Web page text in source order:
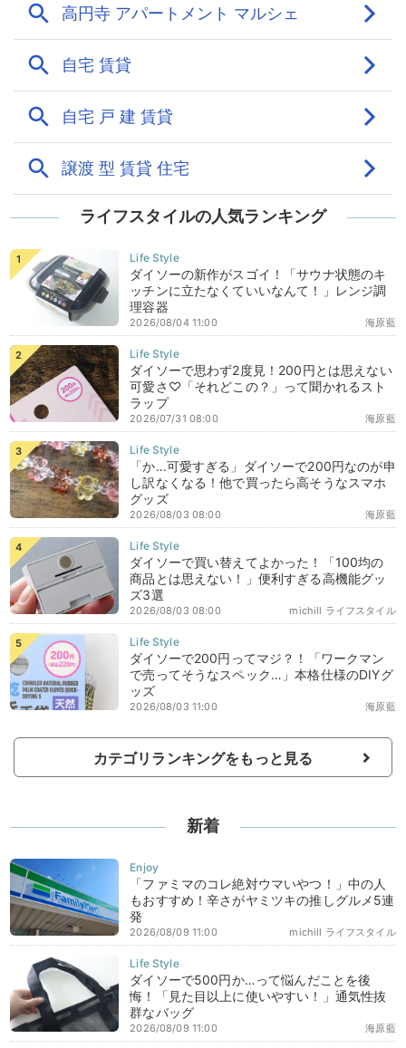
ライフスタイルの人気ランキング
ダイソーの新作がスゴイ！「サウナ状態のキ
ッチンに立たなくていいなんて！」レンジ調
理容器
海原藍
2026/08/04 11:00
ダイソーで思わず2度見！200円とは思えない
可愛さ♡「それどこの？」って聞かれるスト
ラップ
海原藍
2026/07/31 08:00
「か…可愛すぎる」ダイソーで200円なのが申
し訳なくなる！他で買ったら高そうなスマホ
グッズ
海原藍
2026/08/03 08:00
ダイソーで買い替えてよかった！「100均の
商品とは思えない！」便利すぎる高機能グッ
ズ3選
michill ライフスタイル
2026/08/03 08:00
ダイソーで200円ってマジ？！「ワークマン
で売ってそうなスペック…」本格仕様のDIYグ
ッズ
海原藍
2026/08/03 11:00
カテゴリランキングをもっと見る
新着
「ファミマのコレ絶対ウマいやつ！」中の人
もおすすめ！辛さがヤミツキの推しグルメ5連
発
michill ライフスタイル
2026/08/09 11:00
ダイソーで500円か…って悩んだことを後
悔！「見た目以上に使いやすい！」通気性抜
群なバッグ
海原藍
2026/08/09 11:00